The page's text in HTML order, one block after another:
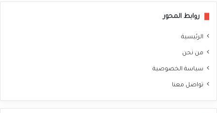
روابط المحور
الرئيسية
من نحن
سياسة الخصوصية
تواصل معنا